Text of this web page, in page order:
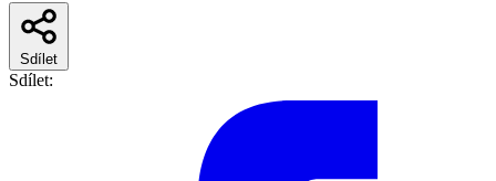
Sdílet
Sdílet: